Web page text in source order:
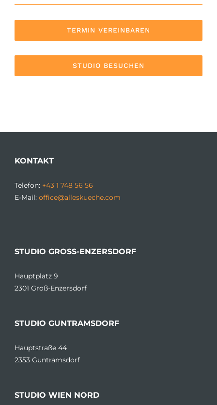
TERMIN VEREINBAREN
STUDIO BESUCHEN
KONTAKT
Telefon: +43 1 748 56 56
E-Mail: office@alleskueche.com
STUDIO GROSS-ENZERSDORF
Hauptplatz 9
2301 Groß-Enzersdorf
STUDIO GUNTRAMSDORF
Hauptstraße 44
2353 Guntramsdorf
STUDIO WIEN NORD